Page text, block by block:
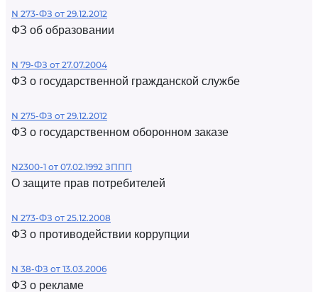
N 273-ФЗ от 29.12.2012
ФЗ об образовании
N 79-ФЗ от 27.07.2004
ФЗ о государственной гражданской службе
N 275-ФЗ от 29.12.2012
ФЗ о государственном оборонном заказе
N2300-1 от 07.02.1992 ЗППП
О защите прав потребителей
N 273-ФЗ от 25.12.2008
ФЗ о противодействии коррупции
N 38-ФЗ от 13.03.2006
ФЗ о рекламе